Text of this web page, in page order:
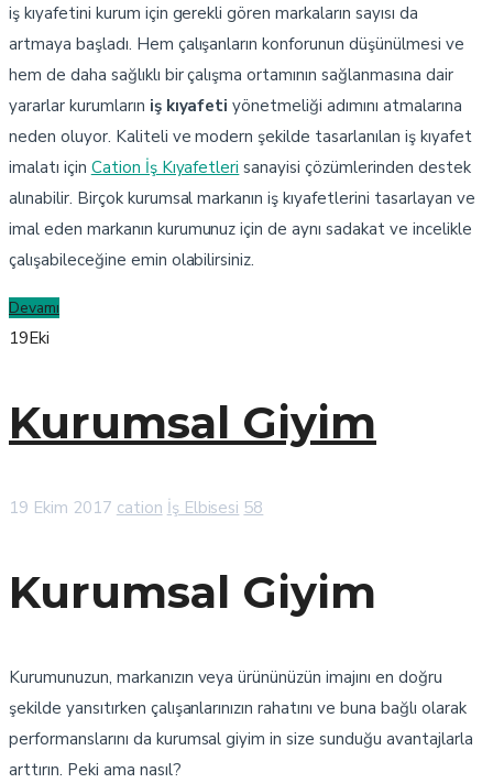
iş kıyafetini kurum için gerekli gören markaların sayısı da
artmaya başladı. Hem çalışanların konforunun düşünülmesi ve
hem de daha sağlıklı bir çalışma ortamının sağlanmasına dair
yararlar kurumların iş kıyafeti yönetmeliği adımını atmalarına
neden oluyor. Kaliteli ve modern şekilde tasarlanılan iş kıyafet
imalatı için Cation İş Kıyafetleri sanayisi çözümlerinden destek
alınabilir. Birçok kurumsal markanın iş kıyafetlerini tasarlayan ve
imal eden markanın kurumunuz için de aynı sadakat ve incelikle
çalışabileceğine emin olabilirsiniz.
Devamı
19Eki
Kurumsal Giyim
19 Ekim 2017 cation İş Elbisesi 58
Kurumsal Giyim
Kurumunuzun, markanızın veya ürününüzün imajını en doğru
şekilde yansıtırken çalışanlarınızın rahatını ve buna bağlı olarak
performanslarını da kurumsal giyim in size sunduğu avantajlarla
arttırın. Peki ama nasıl?